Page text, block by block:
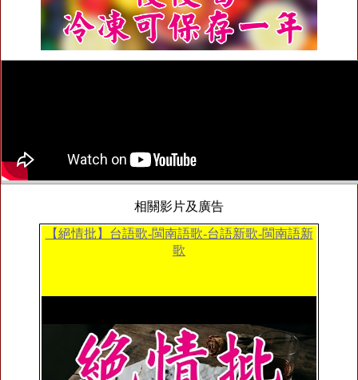
相關影片及廣告
【絕情批】台語歌-閩南語歌-台語新歌-閩南語新
歌